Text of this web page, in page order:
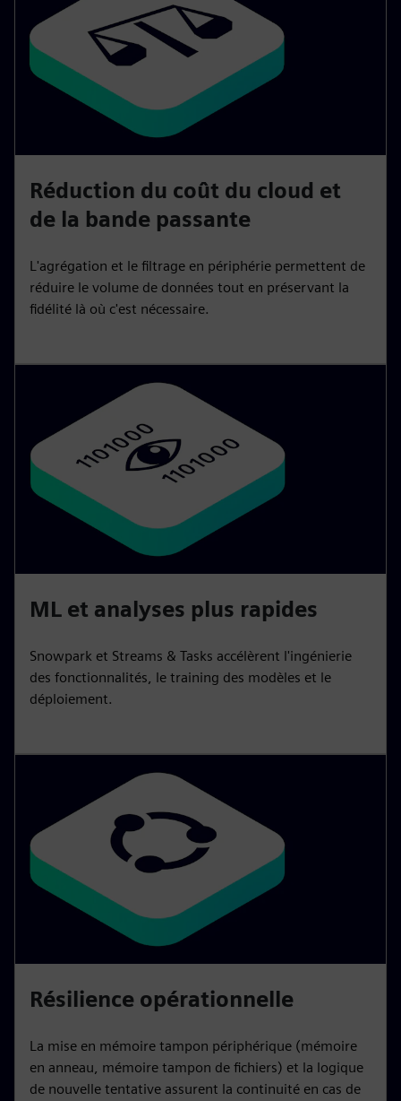
Réduction du coût du cloud et
de la bande passante
L'agrégation et le filtrage en périphérie permettent de
réduire le volume de données tout en préservant la
fidélité là où c'est nécessaire.
ML et analyses plus rapides
Snowpark et Streams & Tasks accélèrent l'ingénierie
des fonctionnalités, le training des modèles et le
déploiement.
Résilience opérationnelle
La mise en mémoire tampon périphérique (mémoire
en anneau, mémoire tampon de fichiers) et la logique
de nouvelle tentative assurent la continuité en cas de